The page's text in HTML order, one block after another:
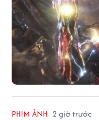
PHIM ẢNH 2 giờ trước